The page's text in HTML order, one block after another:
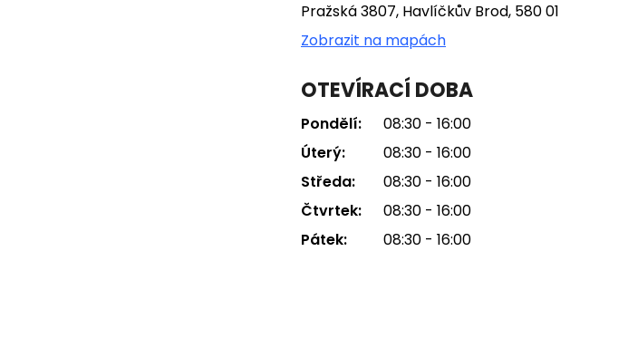
Pražská 3807, Havlíčkův Brod, 580 01
Zobrazit na mapách
OTEVÍRACÍ DOBA
Pondělí:
08:30 - 16:00
Úterý:
08:30 - 16:00
Středa:
08:30 - 16:00
Čtvrtek:
08:30 - 16:00
Pátek:
08:30 - 16:00